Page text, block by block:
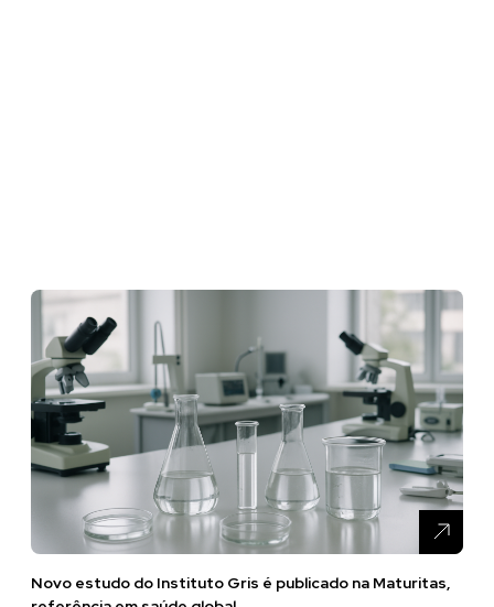
Novo estudo do Instituto Gris é publicado na Maturitas,